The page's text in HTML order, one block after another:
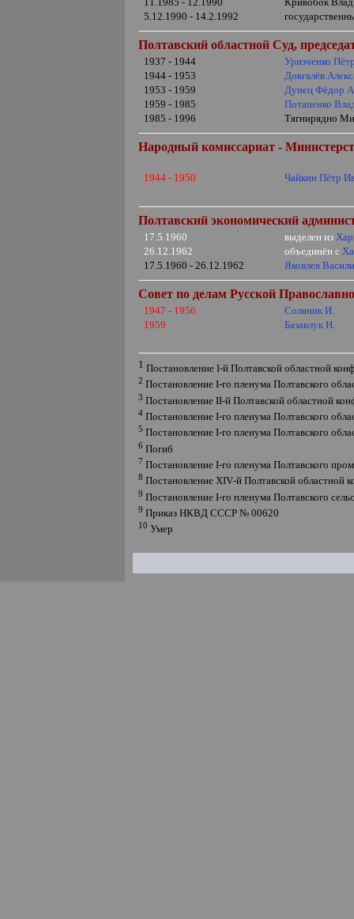
5.12.1990 - 14.2.1992
Полтавский областной Суд,
1937 - 1944
Уризченко
1944 - 1953
Довгалёв
1953 - 1959
Дунец Фёдор
1959 - 1985
Потапенко
1985 - 1996
Тягнирядно
Народный комиссариат -
1944 - 1950 Чайкин Пётр
Полтавский экономический
17.5.1960 выделен из
26.12.1962
объединён с
17.5.1960 - 26.12.1962
Яковлев
Совет по делам Русской
1947 - 1956
Соляник И.
1959
Базавлук Н.
1 ПостановлениеI-й Полтавской областной
2 ПостановлениеI-го пленума Полтавского
3 ПостановлениеII-й Полтавской областной
4 ПостановлениеI-го пленума Полтавского
5 ПостановлениеI-го пленума Полтавского
6 Погиб
7 ПостановлениеI-го пленума Полтавского
8 ПостановлениеXIV-й Полтавской областной
9 ПостановлениеI-го пленума Полтавского
9 Приказ НКВД СССР № 00620
10 Умер